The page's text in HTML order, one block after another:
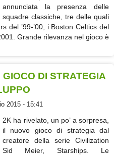
annunciata la presenza delle
squadre classiche, tre delle quali
del ’99-’00, i Boston Celtics del
Grande rilevanza nel gioco è
DI STRATEGIA
2015 - 15:41
2K ha rivelato, un po’ a sorpresa,
il nuovo gioco di strategia dal
creatore della serie Civilization
Sid Meier, Starships. Le